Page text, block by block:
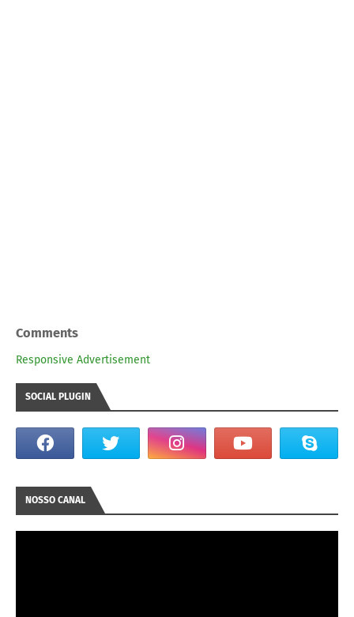
Comments
Responsive Advertisement
SOCIAL PLUGIN
NOSSO CANAL